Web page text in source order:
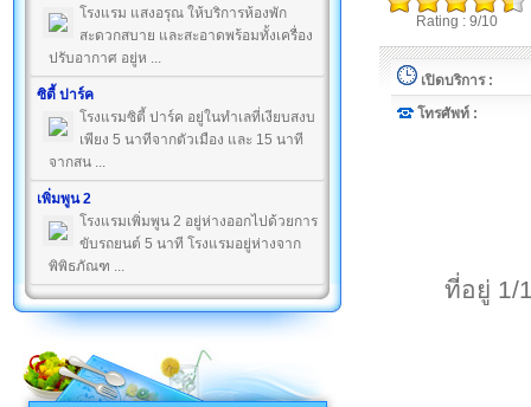
โรงแรม แสงอรุณ ให้บริการห้องพัก
สะดวกสบาย และสะอาดพร้อมทั้งเครื่อง
ปรับอากาศ อยู่ห ...
ซิตี้ ปาร์ค
โรงแรมซิตี้ ปาร์ค อยู่ในทำเลที่เงียบสงบ
เพียง 5 นาทีจากตัวเมือง และ 15 นาที
จากสน ...
เพิ่มพูน 2
โรงแรมเพิ่มพูน 2 อยู่ห่างออกไปด้วยการ
ขับรถยนต์ 5 นาที โรงแรมอยู่ห่างจาก
พิพิธภัณฑ ...
Rating : 9/10
เปิดบริการ :
โทรศัพท์ :
ที่อยู่ 1/